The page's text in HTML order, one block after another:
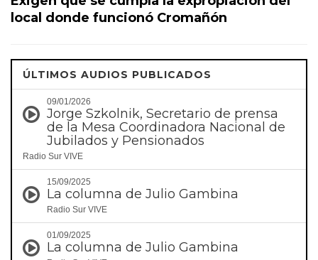
local donde funcionó Cromañón
ÚLTIMOS AUDIOS PUBLICADOS
09/01/2026
Jorge Szkolnik, Secretario de prensa
de la Mesa Coordinadora Nacional de
Jubilados y Pensionados
Radio Sur VIVE
15/09/2025
La columna de Julio Gambina
Radio Sur VIVE
01/09/2025
La columna de Julio Gambina